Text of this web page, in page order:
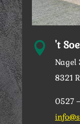
 't
Nagel
8321
0527